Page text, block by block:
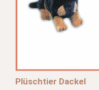
Plüschtier Dackel